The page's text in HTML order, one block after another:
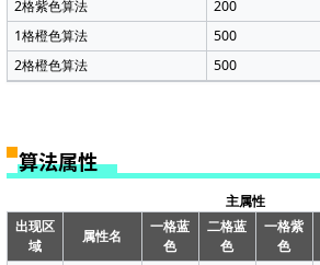
2格紫色算法
200
1格橙色算法
500
2格橙色算法
500
算法属性
主属性
出现区
域
属性名
一格蓝
色
二格蓝
色
一格紫
色